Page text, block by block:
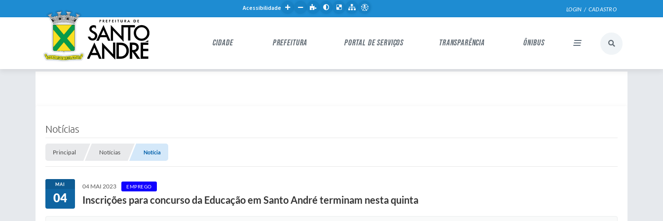
LOGIN / CADASTRO
Acessibilidade
CIDADE PREFEITURA PORTAL DE SERVIÇOS TRANSPARÊNCIA ÔNIBUS
Notícias
Principal Notícias Notícia
MAI
04
04 MAI 2023 EMPREGO
Inscrições para concurso da Educação em Santo André terminam nesta quinta